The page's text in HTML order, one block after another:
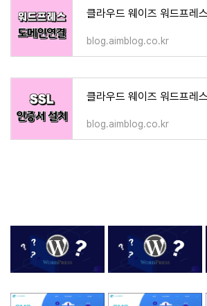
blog.aimblog.co.kr
blog.aimblog.co.kr